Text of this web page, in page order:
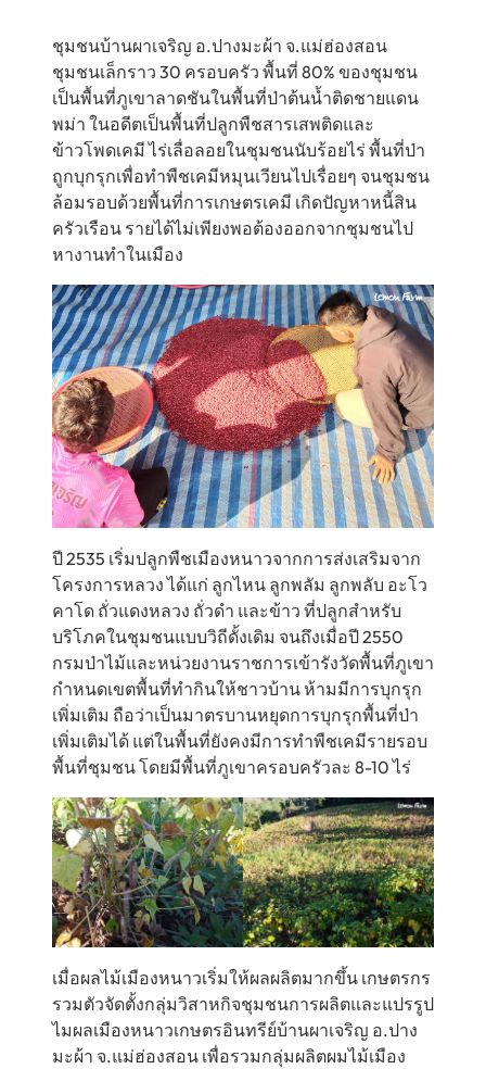
ชุมชนบ้านผาเจริญ อ.ปางมะผ้า จ.แม่ฮ่องสอน
ชุมชนเล็กราว 30 ครอบครัว พื้นที่ 80% ของชุมชน
เป็นพื้นที่ภูเขาลาดชันในพื้นที่ป่าต้นน้ำติดชายแดน
พม่า ในอดีตเป็นพื้นที่ปลูกพืชสารเสพติดและ
ข้าวโพดเคมี ไร่เลื่อลอยในชุมชนนับร้อยไร่ พื้นที่ป่า
ถูกบุกรุกเพื่อทำพืชเคมีหมุนเวียนไปเรื่อยๆ จนชุมชน
ล้อมรอบด้วยพื้นที่การเกษตรเคมี เกิดปัญหาหนี้สิน
ครัวเรือน รายได้ไม่เพียงพอต้องออกจากชุมชนไป
หางานทำในเมือง
ปี 2535 เริ่มปลูกพืชเมืองหนาวจากการส่งเสริมจาก
โครงการหลวง ได้แก่ ลูกไหน ลูกพลัม ลูกพลับ อะโว
คาโด ถั่วแดงหลวง ถั่วดำ และข้าว ที่ปลูกสำหรับ
บริโภคในชุมชนแบบวิถีดั้งเดิม จนถึงเมื่อปี 2550
กรมป่าไม้และหน่วยงานราชการเข้ารังวัดพื้นที่ภูเขา
กำหนดเขตพื้นที่ทำกินให้ชาวบ้าน ห้ามมีการบุกรุก
เพิ่มเติม ถือว่าเป็นมาตรบานหยุดการบุกรุกพื้นที่ป่า
เพิ่มเติมได้ แต่ในพื้นที่ยังคงมีการทำพืชเคมีรายรอบ
พื้นที่ชุมชน โดยมีพื้นที่ภูเขาครอบครัวละ 8-10 ไร่
เมื่อผลไม้เมืองหนาวเริ่มให้ผลผลิตมากขึ้น เกษตรกร
รวมตัวจัดตั้งกลุ่มวิสาหกิจชุมชนการผลิตและแปรรูป
ไมผลเมืองหนาวเกษตรอินทรีย์บ้านผาเจริญ อ.ปาง
มะผ้า จ.แม่ฮ่องสอน เพื่อรวมกลุ่มผลิตผมไม้เมือง